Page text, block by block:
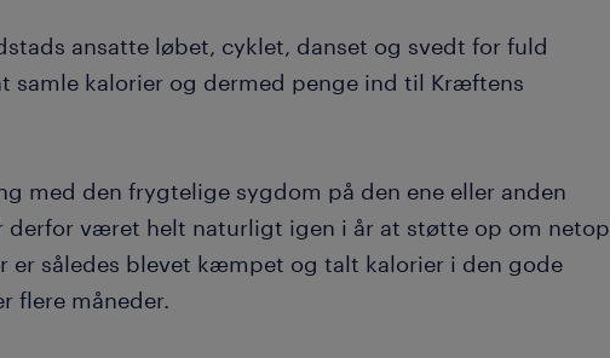
ansatte løbet, cyklet, danset og svedt for fuld
samle kalorier og dermed penge ind til Kræftens
med den frygtelige sygdom på den ene eller anden
derfor været helt naturligt igen i år at støtte op om netop
er således blevet kæmpet og talt kalorier i den gode
flere måneder.